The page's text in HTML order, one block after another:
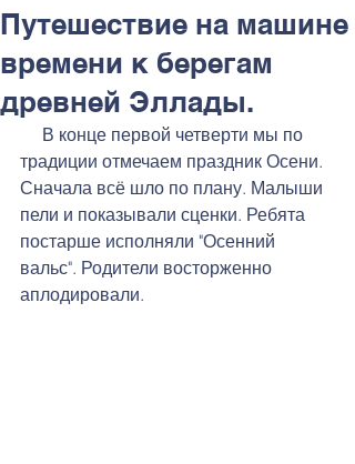
Путешествие на машине
времени к берегам
древней Эллады.
традиции отмечаем праздник Осени.
Сначала всё шло по плану. Малыши
пели и показывали сценки. Ребята
постарше исполняли "Осенний
вальс". Родители восторженно
аплодировали.